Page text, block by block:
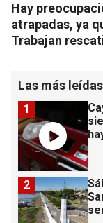
Hay
atrapadas, ya
Trabajan
Las más leídas
1
2